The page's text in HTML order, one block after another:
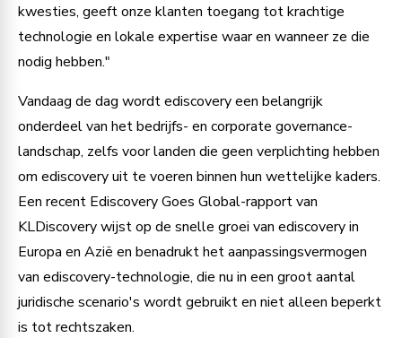
kwesties, geeft onze klanten toegang tot krachtige
technologie en lokale expertise waar en wanneer ze die
nodig hebben."
Vandaag de dag wordt ediscovery een belangrijk
onderdeel van het bedrijfs- en corporate governance-
landschap, zelfs voor landen die geen verplichting hebben
om ediscovery uit te voeren binnen hun wettelijke kaders.
Een recent Ediscovery Goes Global-rapport van
KLDiscovery wijst op de snelle groei van ediscovery in
Europa en Azië en benadrukt het aanpassingsvermogen
van ediscovery-technologie, die nu in een groot aantal
juridische scenario's wordt gebruikt en niet alleen beperkt
is tot rechtszaken.